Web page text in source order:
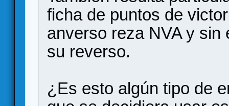
ficha de puntos de
anverso reza NVA y sin
su reverso.
¿Es esto algún tipo de